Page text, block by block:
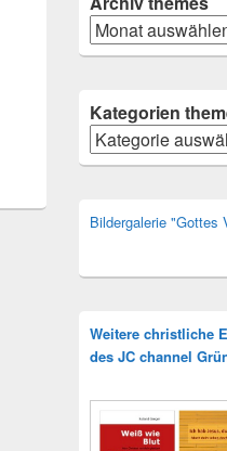
Archiv
Kategorien
Kategorien
Bildergalerie "Gottes
Weitere christliche
des JC channel